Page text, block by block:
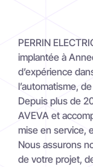
PERRIN
implantée à
d’expérience
l’automatisme,
Depuis plus de
AVEVA et
mise en service,
Nous assurons
de votre projet,